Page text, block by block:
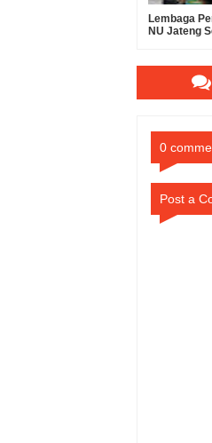
Lembaga
NU Jateng
0
Post a